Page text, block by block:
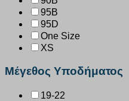
95B
95D
One Size
XS
Μέγεθος Υποδήματος
19-22